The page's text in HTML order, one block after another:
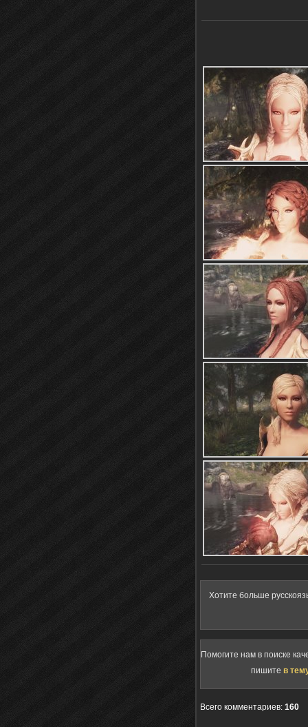
Хотите больше
Помогите нам в поиске
пишите в
Всего комментариев: 160